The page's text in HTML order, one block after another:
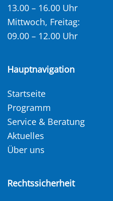
13.00 – 16.00 Uhr
Mittwoch, Freitag:
09.00 – 12.00 Uhr
Hauptnavigation
Startseite
Programm
Service & Beratung
Aktuelles
Über uns
Rechtssicherheit